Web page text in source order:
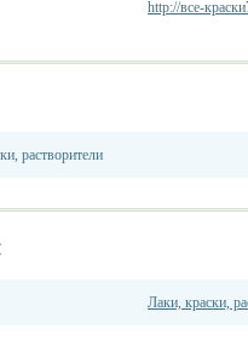
http://все-
растворители
Лаки, краски,